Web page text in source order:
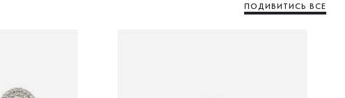
ПОДИВИТИСЬ ВСЕ